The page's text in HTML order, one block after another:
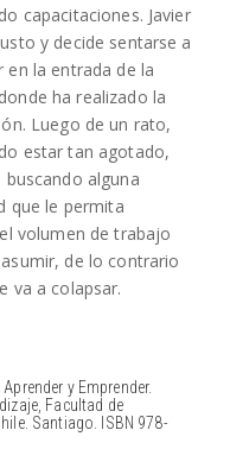
capacitaciones. Javier
y decide sentarse a
en la entrada de la
ha realizado la
Luego de un rato,
estar tan agotado,
alguna
que le permita
volumen de trabajo
de lo contrario
va a colapsar.
y Emprender.
Facultad de
Santiago. ISBN 978-